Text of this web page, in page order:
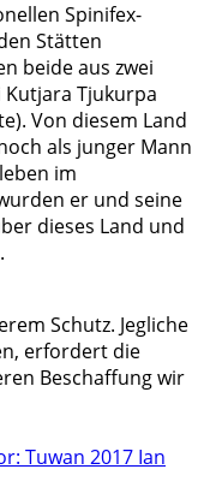
Spinifex-
Stätten
beide aus zwei
Tjukurpa
Von diesem Land
als junger Mann
im
er und seine
dieses Land und
Schutz. Jegliche
erfordert die
Beschaffung wir
Tuwan 2017 Ian